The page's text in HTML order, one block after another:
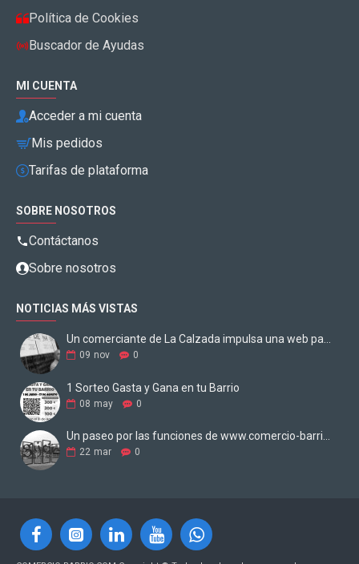
Política de Cookies
Buscador de Ayudas
MI CUENTA
Acceder a mi cuenta
Mis pedidos
Tarifas de plataforma
SOBRE NOSOTROS
Contáctanos
Sobre nosotros
NOTICIAS MÁS VISTAS
Un comerciante de La Calzada impulsa una web para digitalizar los negocios
09 nov 0
1 Sorteo Gasta y Gana en tu Barrio
08 may 0
22 mar 0